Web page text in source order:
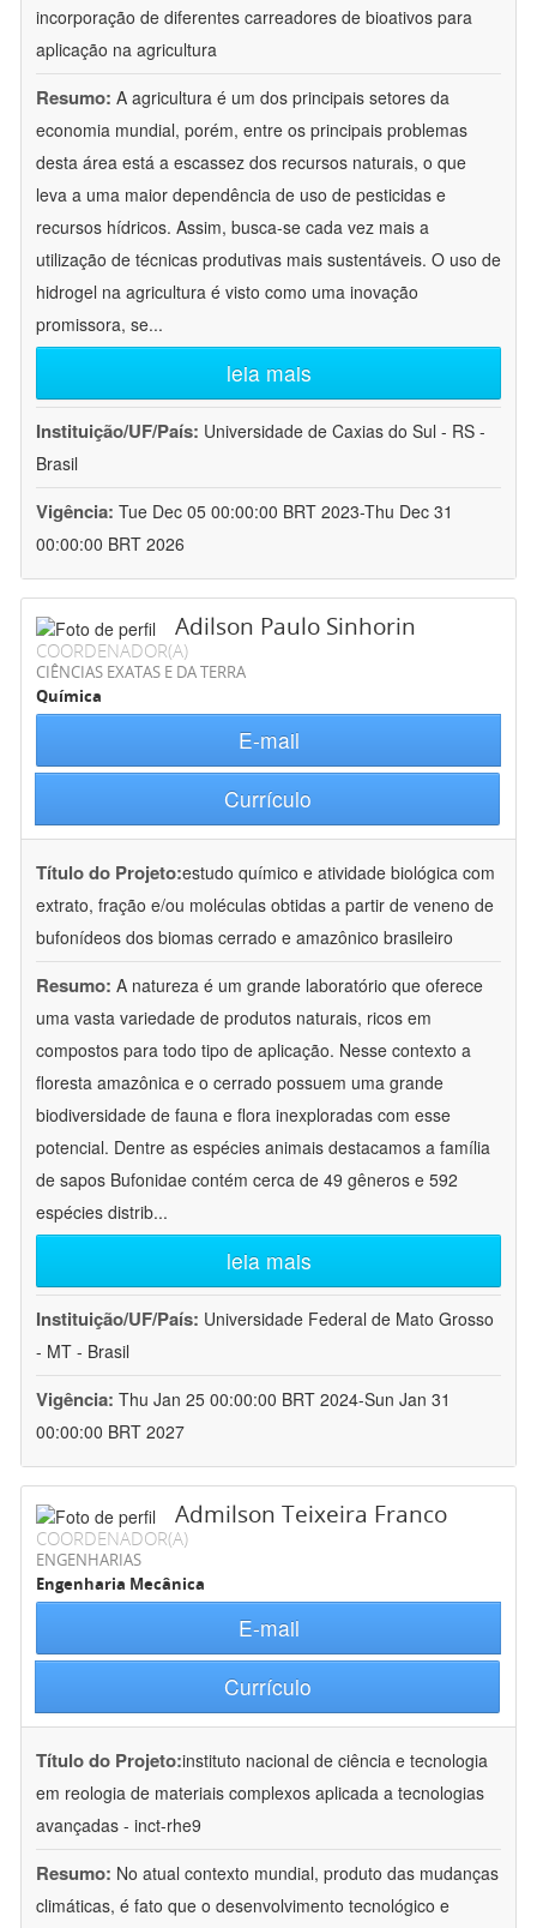
incorporação de diferentes carreadores de bioativos para
aplicação na agricultura
Resumo: A agricultura é um dos principais setores da
economia mundial, porém, entre os principais problemas
desta área está a escassez dos recursos naturais, o que
leva a uma maior dependência de uso de pesticidas e
recursos hídricos. Assim, busca-se cada vez mais a
utilização de técnicas produtivas mais sustentáveis. O uso de
hidrogel na agricultura é visto como uma inovação
promissora, se...
leia mais
Instituição/UF/País: Universidade de Caxias do Sul - RS -
Brasil
Vigência: Tue Dec 05 00:00:00 BRT 2023-Thu Dec 31
00:00:00 BRT 2026
Adilson Paulo Sinhorin
COORDENADOR(A)
CIÊNCIAS EXATAS E DA TERRA
Química
E-mail
Currículo
Título do Projeto:estudo químico e atividade biológica com
extrato, fração e/ou moléculas obtidas a partir de veneno de
bufonídeos dos biomas cerrado e amazônico brasileiro
Resumo: A natureza é um grande laboratório que oferece
uma vasta variedade de produtos naturais, ricos em
compostos para todo tipo de aplicação. Nesse contexto a
floresta amazônica e o cerrado possuem uma grande
biodiversidade de fauna e flora inexploradas com esse
potencial. Dentre as espécies animais destacamos a família
de sapos Bufonidae contém cerca de 49 gêneros e 592
espécies distrib...
leia mais
Instituição/UF/País: Universidade Federal de Mato Grosso
- MT - Brasil
Vigência: Thu Jan 25 00:00:00 BRT 2024-Sun Jan 31
00:00:00 BRT 2027
Admilson Teixeira Franco
COORDENADOR(A)
ENGENHARIAS
Engenharia Mecânica
E-mail
Currículo
Título do Projeto:instituto nacional de ciência e tecnologia
em reologia de materiais complexos aplicada a tecnologias
avançadas - inct-rhe9
Resumo: No atual contexto mundial, produto das mudanças
climáticas, é fato que o desenvolvimento tecnológico e